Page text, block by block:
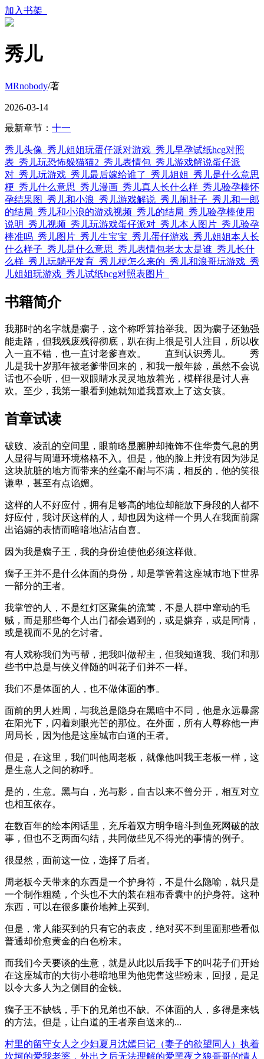
加入书架
秀儿
MRnobody/著
2026-03-14
最新章节： 十一
秀儿头像 秀儿姐姐玩蛋仔派对游戏 秀儿早孕试纸hcg对照
表 秀儿玩恐怖躲猫猫2 秀儿表情包 秀儿游戏解说蛋仔派
对 秀儿玩游戏 秀儿最后嫁给谁了 秀儿姐姐 秀儿是什么意思
梗 秀儿什么意思 秀儿漫画 秀儿真人长什么样 秀儿验孕棒怀
孕结果图 秀儿和小浪 秀儿游戏解说 秀儿闹肚子 秀儿和一郎
的结局 秀儿和小浪的游戏视频 秀儿的结局 秀儿验孕棒使用
说明 秀儿视频 秀儿玩游戏蛋仔派对 秀儿本人图片 秀儿验孕
棒准吗 秀儿图片 秀儿生宝宝 秀儿蛋仔游戏 秀儿姐姐本人长
什么样子 秀儿是什么意思 秀儿表情包老太太是谁 秀儿长什
么样 秀儿玩躺平发育 秀儿梗怎么来的 秀儿和浪哥玩游戏 秀
儿姐姐玩游戏 秀儿试纸hcg对照表图片
书籍简介
我那时的名字就是瘸子，这个称呼算抬举我。因为瘸子还勉强
能走路，但我残废残得彻底，趴在街上很是引人注目，所以收
入一直不错，也一直讨老爹喜欢。 直到认识秀儿。 秀
儿是我十岁那年被老爹带回来的，和我一般年龄，虽然不会说
话也不会听，但一双眼睛水灵灵地放着光，模样很是讨人喜
欢。至少，我第一眼看到她就知道我喜欢上了这女孩。
首章试读
破败、凌乱的空间里，眼前略显臃肿却掩饰不住华贵气息的男
人显得与周遭环境格格不入。但是，他的脸上并没有因为涉足
这块肮脏的地方而带来的丝毫不耐与不满，相反的，他的笑很
谦卑，甚至有点谄媚。
这样的人不好应付，拥有足够高的地位却能放下身段的人都不
好应付，我讨厌这样的人，却也因为这样一个男人在我面前露
出谄媚的表情而暗暗地沾沾自喜。
因为我是瘸子王，我的身份迫使他必须这样做。
瘸子王并不是什么体面的身份，却是掌管着这座城市地下世界
一部分的王者。
我掌管的人，不是红灯区聚集的流莺，不是人群中窜动的毛
贼，而是那些每个人出门都会遇到的，或是嫌弃，或是同情，
或是视而不见的乞讨者。
有人戏称我们为丐帮，把我叫做帮主，但我知道我、我们和那
些书中总是与侠义伴随的叫花子们并不一样。
我们不是体面的人，也不做体面的事。
面前的男人姓周，与我总是隐身在黑暗中不同，他是永远暴露
在阳光下，闪着刺眼光芒的那位。在外面，所有人尊称他一声
周局长，因为他是这座城市白道的王者。
但是，在这里，我们叫他周老板，就像他叫我王老板一样，这
是生意人之间的称呼。
是的，生意。黑与白，光与影，自古以来不曾分开，相互对立
也相互依存。
在数百年的绘本闲话里，充斥着双方明争暗斗到鱼死网破的故
事，但也不乏两面勾结，共同做些见不得光的事情的例子。
很显然，面前这一位，选择了后者。
周老板今天带来的东西是一个护身符，不是什么隐喻，就只是
一个制作粗糙，个头也不大的装在粗布香囊中的护身符。这种
东西，可以在很多廉价地摊上买到。
但是，常人能买到的只有它的表皮，绝对买不到里面那些看似
普通却价愈黄金的白色粉末。
而我们今天要谈的生意，就是从此以后我手下的叫花子们开始
在这座城市的大街小巷暗地里为他兜售这些粉末，回报，是足
以令大多人为之侧目的金钱。
瘸子王不缺钱，手下的兄弟也不缺。不体面的人，多得是来钱
的方法。但是，让白道的王者亲自送来的...
村里的留守女人之少妇夏月 沈嫣日记（妻子的欲望同人） 执着
坎坷的爱我老婆，外出之后无法理解的爱黑夜之狼哥哥的情人